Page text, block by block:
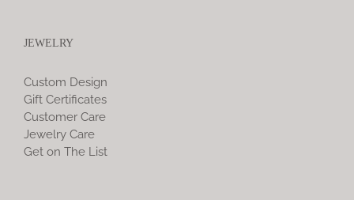
JEWELRY
Custom Design
Gift Certificates
Customer Care
Jewelry Care
Get on The List